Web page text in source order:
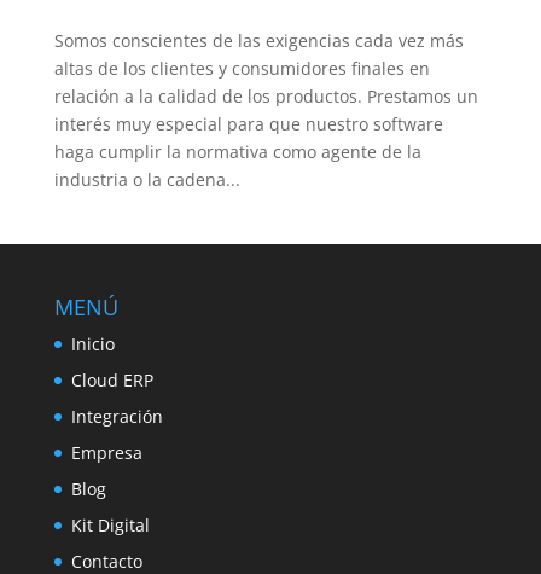
Somos conscientes de las exigencias cada vez más
altas de los clientes y consumidores finales en
relación a la calidad de los productos. Prestamos un
interés muy especial para que nuestro software
haga cumplir la normativa como agente de la
industria o la cadena...
MENÚ
Inicio
Cloud ERP
Integración
Empresa
Blog
Kit Digital
Contacto